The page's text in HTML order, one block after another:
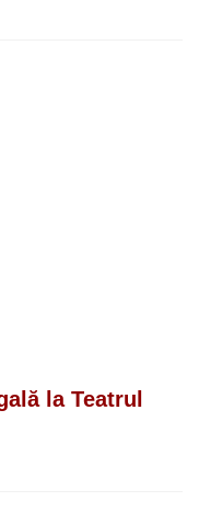
la Teatrul